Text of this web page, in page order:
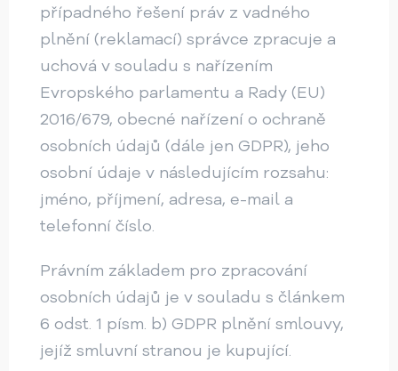
případného řešení práv z vadného
plnění (reklamací) správce zpracuje a
uchová v souladu s nařízením
Evropského parlamentu a Rady (EU)
2016/679, obecné nařízení o ochraně
osobních údajů (dále jen GDPR), jeho
osobní údaje v následujícím rozsahu:
jméno, příjmení, adresa, e-mail a
telefonní číslo.
Právním základem pro zpracování
osobních údajů je v souladu s článkem
6 odst. 1 písm. b) GDPR plnění smlouvy,
jejíž smluvní stranou je kupující.